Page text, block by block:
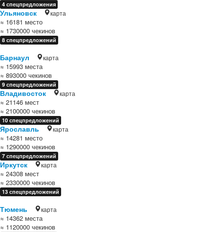
4 спецпредложения
Ульяновск карта
≈ 16181 место
≈ 1730000 чекинов
8 спецпредложений
Барнаул карта
≈ 15993 места
≈ 893000 чекинов
9 спецпредложений
Владивосток карта
≈ 21146 мест
≈ 2100000 чекинов
10 спецпредложений
Ярославль карта
≈ 14281 место
≈ 1290000 чекинов
7 спецпредложений
Иркутск карта
≈ 24308 мест
≈ 2330000 чекинов
13 спецпредложений
Тюмень карта
≈ 14362 места
≈ 1120000 чекинов